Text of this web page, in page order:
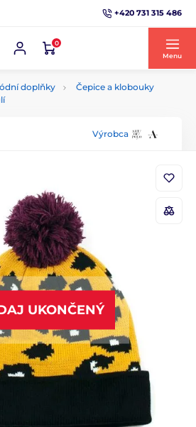
+420 731 315 486
0
Menu
doplňky
Čepice a klobouky
Výrobca
UKONČENÝ